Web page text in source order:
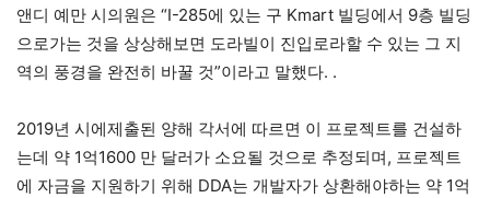
앤디 예만 시의원은 “I-285에 있는 구 Kmart 빌딩에서 9층 빌딩
으로가는 것을 상상해보면 도라빌이 진입로라할 수 있는 그 지
역의 풍경을 완전히 바꿀 것”이라고 말했다. .
2019년 시에제출된 양해 각서에 따르면 이 프로젝트를 건설하
는데 약 1억1600 만 달러가 소요될 것으로 추정되며, 프로젝트
에 자금을 지원하기 위해 DDA는 개발자가 상환해야하는 약 1억